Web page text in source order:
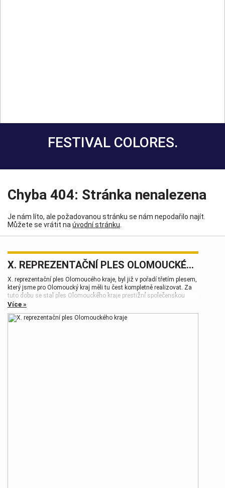
FESTIVAL COLORES.
Chyba 404: Stránka nenalezena
Je nám líto, ale požadovanou stránku se nám nepodařilo najít.
Můžete se vrátit na úvodní stránku
X. REPREZENTAČNÍ PLES OLOMOUCKÉHO KRAJE
X. reprezentační ples Olomoucého kraje, byl již v pořadí třetím plesem,
který jsme pro Olomoucký kraj měli tu čest kompletně realizovat. Za
tuto dobu se stal ples Olomouckého kraje prestižní společenskou
událostí, která patří k vrcholům plesové sezóny.
Více »